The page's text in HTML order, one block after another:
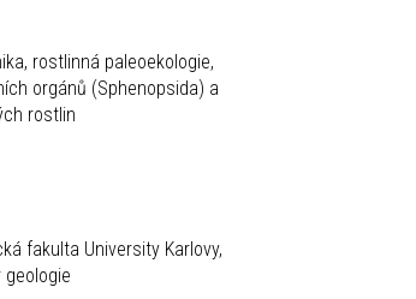
rostlinná paleoekologie,
orgánů (Sphenopsida) a
rostlin
fakulta University Karlovy,